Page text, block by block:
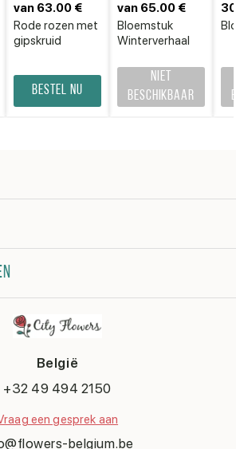
Rode rozen met
gipskruid
van 63.00 €
Bestel nu
Bloemstuk
Winterverhaal
van 65.00 €
Niet
beschikbaar
België
+32 49 494 2150
een gesprek aan
belgium.be